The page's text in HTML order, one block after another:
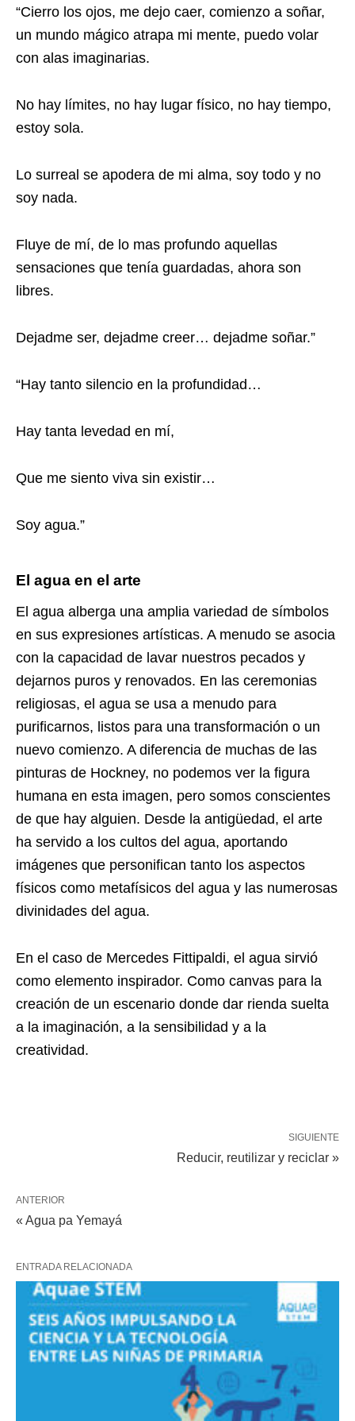
“Cierro los ojos, me dejo caer, comienzo a soñar,
un mundo mágico atrapa mi mente, puedo volar
con alas imaginarias.
No hay límites, no hay lugar físico, no hay tiempo,
estoy sola.
Lo surreal se apodera de mi alma, soy todo y no
soy nada.
Fluye de mí, de lo mas profundo aquellas
sensaciones que tenía guardadas, ahora son
libres.
Dejadme ser, dejadme creer… dejadme soñar.”
“Hay tanto silencio en la profundidad…
Hay tanta levedad en mí,
Que me siento viva sin existir…
Soy agua.”
El agua en el arte
El agua alberga una amplia variedad de símbolos
en sus expresiones artísticas. A menudo se asocia
con la capacidad de lavar nuestros pecados y
dejarnos puros y renovados. En las ceremonias
religiosas, el agua se usa a menudo para
purificarnos, listos para una transformación o un
nuevo comienzo. A diferencia de muchas de las
pinturas de Hockney, no podemos ver la figura
humana en esta imagen, pero somos conscientes
de que hay alguien. Desde la antigüedad, el arte
ha servido a los cultos del agua, aportando
imágenes que personifican tanto los aspectos
físicos como metafísicos del agua y las numerosas
divinidades del agua.
En el caso de Mercedes Fittipaldi, el agua sirvió
como elemento inspirador. Como canvas para la
creación de un escenario donde dar rienda suelta
a la imaginación, a la sensibilidad y a la
creatividad.
SIGUIENTE
Reducir, reutilizar y reciclar »
ANTERIOR
« Agua pa Yemayá
ENTRADA RELACIONADA